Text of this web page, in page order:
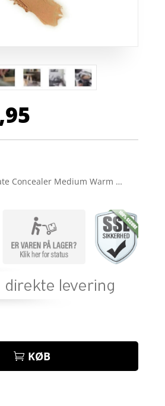
Concealer Medium Warm …
KØB